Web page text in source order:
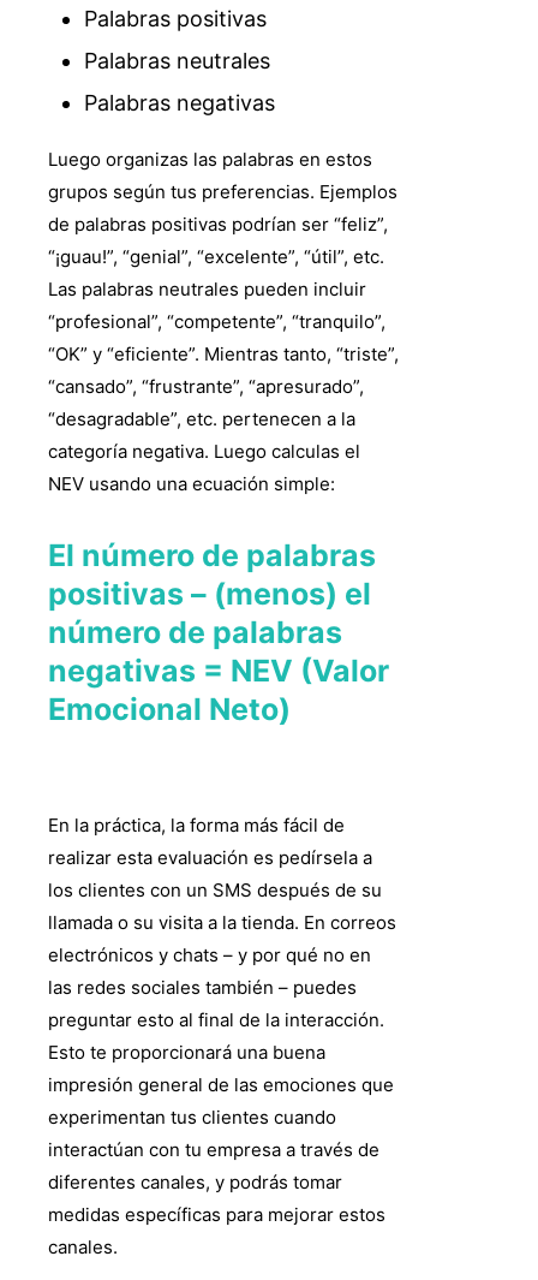
Palabras positivas
Palabras neutrales
Palabras negativas
Luego organizas las palabras en estos
grupos según tus preferencias. Ejemplos
de palabras positivas podrían ser “feliz”,
“¡guau!”, “genial”, “excelente”, “útil”, etc.
Las palabras neutrales pueden incluir
“profesional”, “competente”, “tranquilo”,
“OK” y “eficiente”. Mientras tanto, “triste”,
“cansado”, “frustrante”, “apresurado”,
“desagradable”, etc. pertenecen a la
categoría negativa. Luego calculas el
NEV usando una ecuación simple:
El número de palabras
positivas – (menos) el
número de palabras
negativas = NEV (Valor
Emocional Neto)
En la práctica, la forma más fácil de
realizar esta evaluación es pedírsela a
los clientes con un SMS después de su
llamada o su visita a la tienda. En correos
electrónicos y chats – y por qué no en
las redes sociales también – puedes
preguntar esto al final de la interacción.
Esto te proporcionará una buena
impresión general de las emociones que
experimentan tus clientes cuando
interactúan con tu empresa a través de
diferentes canales, y podrás tomar
medidas específicas para mejorar estos
canales.